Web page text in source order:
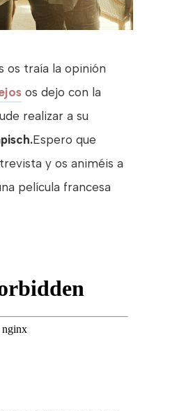
os traía la opinión
os dejo con la
realizar a su
Espero que
y os animéis a
película francesa